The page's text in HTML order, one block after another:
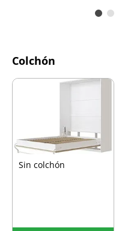
Colchón
Sin colchón